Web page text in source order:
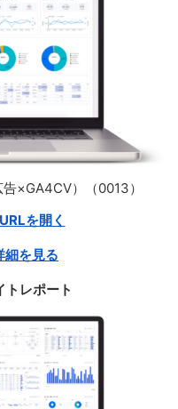
×GA4CV）（0013）
を開く
細を見る
レポート